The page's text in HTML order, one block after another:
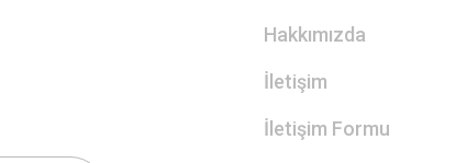
Hakkımızda
İletişim
İletişim Formu